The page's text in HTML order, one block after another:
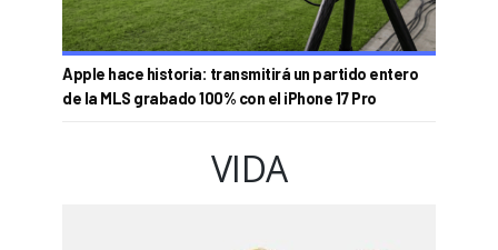
Apple hace historia: transmitirá un partido entero
de la MLS grabado 100% con el iPhone 17 Pro
VIDA